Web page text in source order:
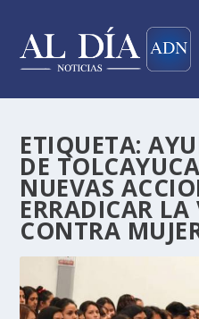
ETIQUETA:
DE
NUEVAS
ERRADICAR
CONTRA